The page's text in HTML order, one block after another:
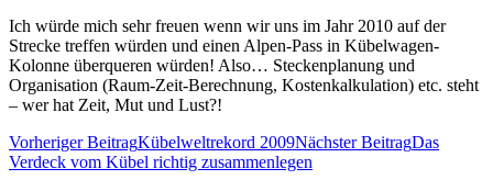
Ich würde mich sehr freuen wenn wir uns im Jahr 2010 auf der
Strecke treffen würden und einen Alpen-Pass in Kübelwagen-
Kolonne überqueren würden! Also… Steckenplanung und
Organisation (Raum-Zeit-Berechnung, Kostenkalkulation) etc. steht
– wer hat Zeit, Mut und Lust?!
Beitrags-
Navigation
Vorheriger BeitragKübelweltrekord 2009Nächster BeitragDas
Verdeck vom Kübel richtig zusammenlegen